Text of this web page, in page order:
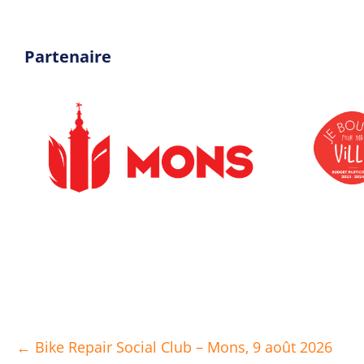
Partenaire
Posts
← Bike Repair Social Club – Mons, 9 août 2026